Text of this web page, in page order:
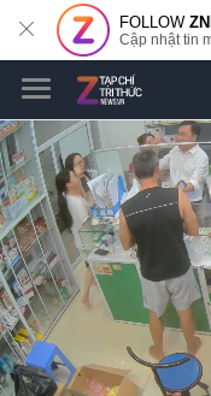
FOLLOW
Cập nhật tin